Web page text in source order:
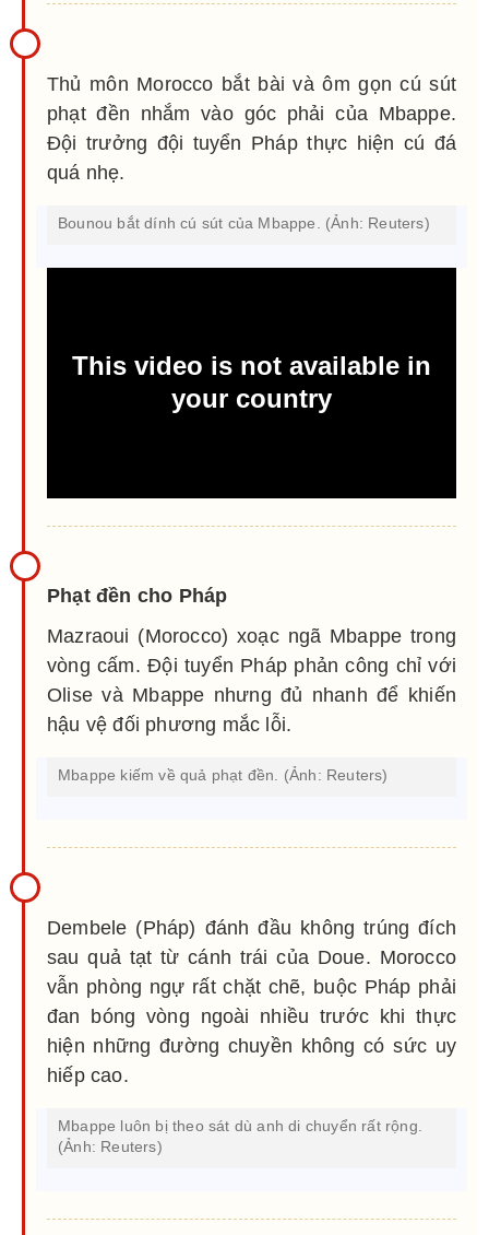
Thủ môn Morocco bắt bài và ôm gọn cú sút
phạt đền nhắm vào góc phải của Mbappe.
Đội trưởng đội tuyển Pháp thực hiện cú đá
quá nhẹ.
Bounou bắt dính cú sút của Mbappe. (Ảnh: Reuters)
Phạt đền cho Pháp
Mazraoui (Morocco) xoạc ngã Mbappe trong
vòng cấm. Đội tuyển Pháp phản công chỉ với
Olise và Mbappe nhưng đủ nhanh để khiến
hậu vệ đối phương mắc lỗi.
Mbappe kiếm về quả phạt đền. (Ảnh: Reuters)
Dembele (Pháp) đánh đầu không trúng đích
sau quả tạt từ cánh trái của Doue. Morocco
vẫn phòng ngự rất chặt chẽ, buộc Pháp phải
đan bóng vòng ngoài nhiều trước khi thực
hiện những đường chuyền không có sức uy
hiếp cao.
Mbappe luôn bị theo sát dù anh di chuyển rất rộng.
(Ảnh: Reuters)